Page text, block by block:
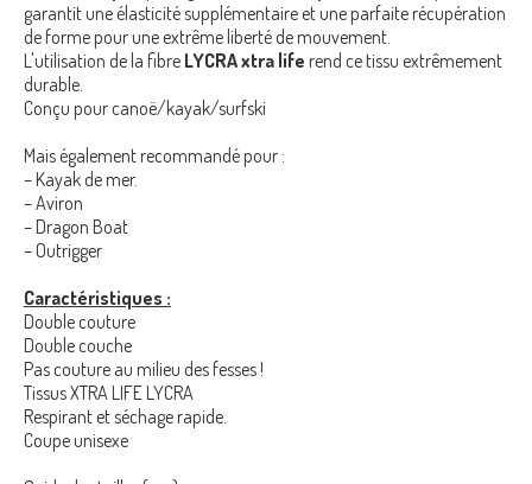
garantit une élasticité supplémentaire et une parfaite récupération
de forme pour une extrême liberté de mouvement.
L'utilisation de la fibre LYCRA xtra life rend ce tissu extrêmement
durable.
Conçu pour canoë/kayak/surfski
Mais également recommandé pour :
– Kayak de mer.
– Aviron
– Dragon Boat
– Outrigger
Caractéristiques :
Double couture
Double couche
Pas couture au milieu des fesses !
Tissus XTRA LIFE LYCRA
Respirant et séchage rapide.
Coupe unisexe